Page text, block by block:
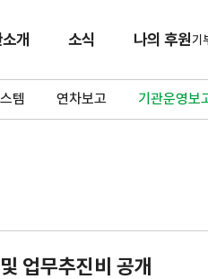
개 소식 나의 후원기
템 연차보고 기관운영보
업무추진비 공개